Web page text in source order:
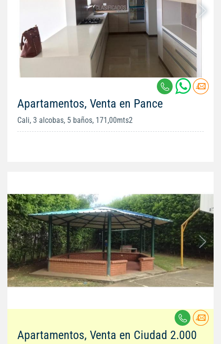
Apartamentos, Venta en Pance
Cali, 3 alcobas, 5 baños, 171,00mts2
Apartamentos, Venta en Ciudad 2.000